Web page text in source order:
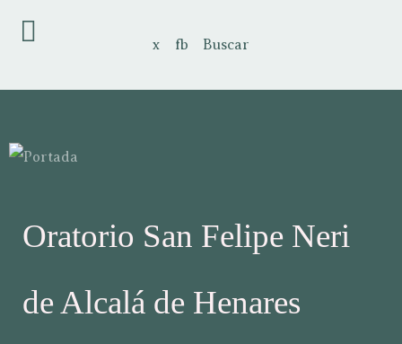
x fb Buscar
Oratorio San Felipe Neri
de Alcalá de Henares